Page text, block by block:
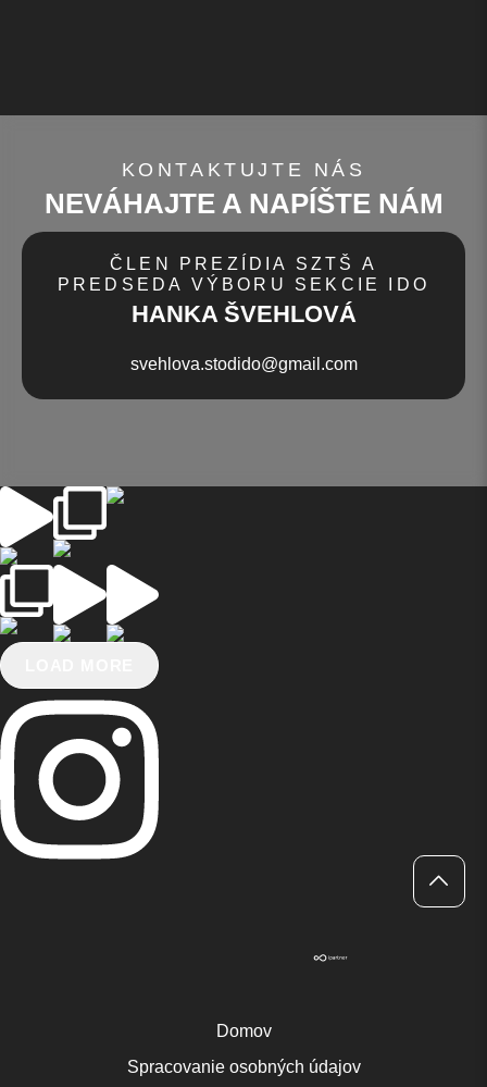
KONTAKTUJTE NÁS
NEVÁHAJTE A NAPÍŠTE NÁM
ČLEN PREZÍDIA SZTŠ A
PREDSEDA VÝBORU SEKCIE IDO
HANKA ŠVEHLOVÁ
svehlova.stodido@gmail.com
Domov
Spracovanie osobných údajov